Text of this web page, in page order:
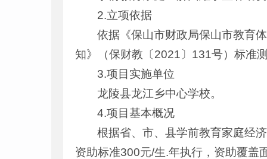
2.立项依据
依据《保山市财政局保山市教育
知》（保财教〔2021〕131号）标准
3.项目实施单位
龙陵县龙江乡中心学校。
4.项目基本概况
根据省、市、县学前教育家庭经
资助标准300元/生.年执行，资助覆盖